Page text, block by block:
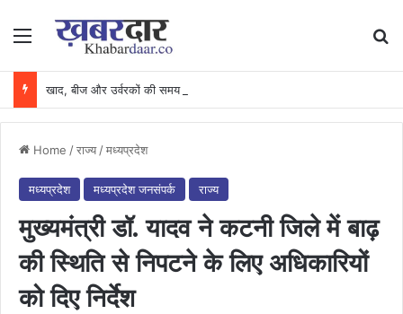
Menu
Home /राज्य /मध्यप्रदेश
मध्यप्रदेश मध्यप्रदेश जनसंपर्क राज्य
मुख्यमंत्री डॉ. यादव ने कटनी जिले में बाढ़
की स्थिति से निपटने के लिए अधिकारियों
को दिए निर्देश